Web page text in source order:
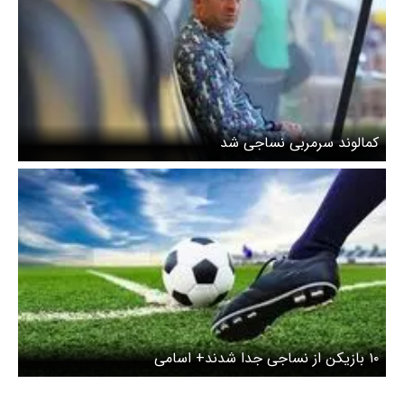
کمالوند سرمربی نساجی شد
۱۰ بازیکن از نساجی جدا شدند+ اسامی